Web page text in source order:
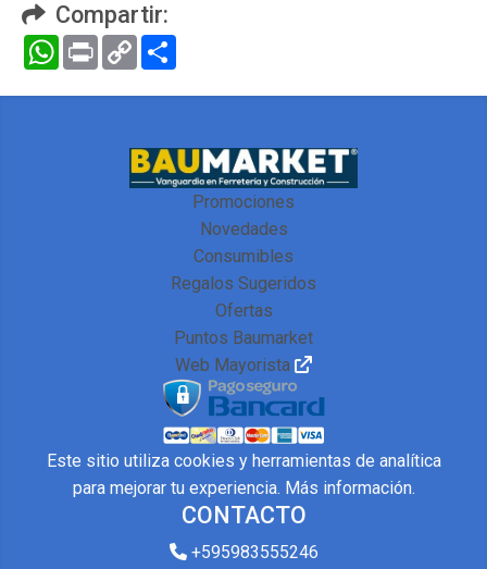
Compartir:
WhatsApp
Print Copy
Link
Promociones
Novedades
Consumibles
Regalos Sugeridos
Ofertas
Puntos Baumarket
Web Mayorista
CONTACTO
+595983555246
Este sitio utiliza cookies y herramientas de analítica
para mejorar tu experiencia. Más información.